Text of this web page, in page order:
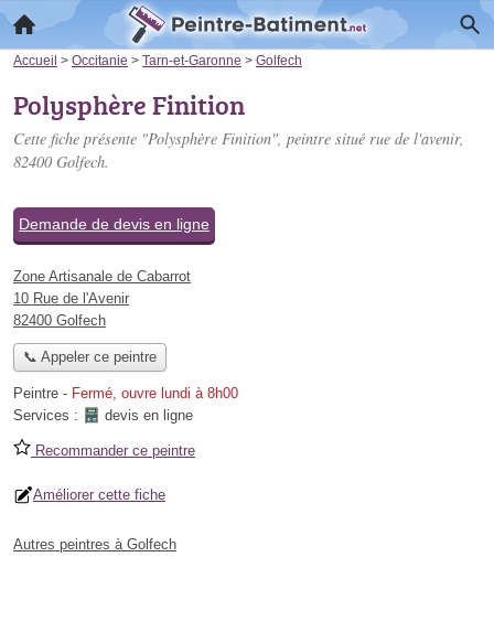
Accueil > Occitanie > Tarn-et-Garonne > Golfech
Polysphère Finition
Cette fiche présente "Polysphère Finition", peintre situé rue de l'avenir,
82400 Golfech.
Demande de devis en ligne
Zone Artisanale de Cabarrot
10 Rue de l'Avenir
82400 Golfech
📞 Appeler ce peintre
Peintre - Fermé, ouvre lundi à 8h00
Services :
devis en ligne
Recommander ce peintre
Améliorer cette fiche
Autres peintres à Golfech